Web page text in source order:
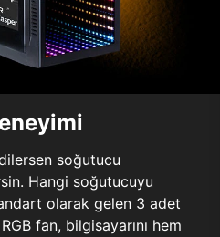
dilersen soğutucu
Hangi soğutucuyu
olarak gelen 3 adet
fan, bilgisayarını hem